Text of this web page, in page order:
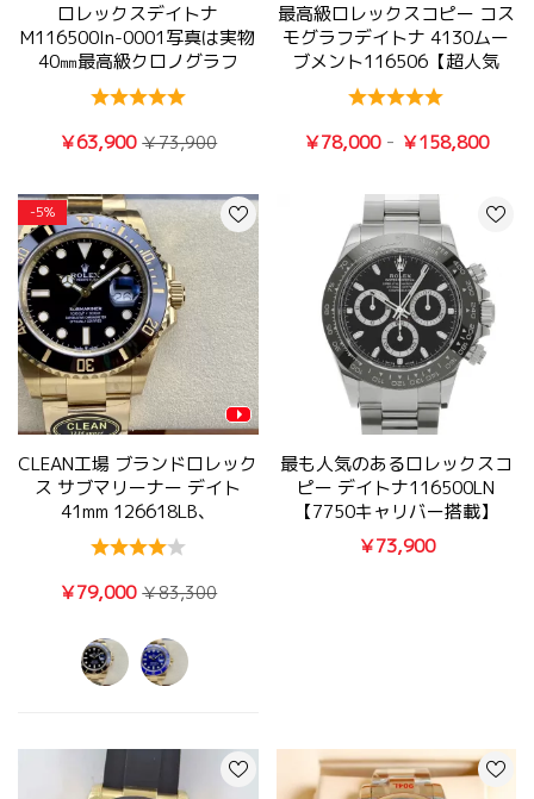
ロレックスデイトナ
M116500ln-0001写真は実物
40㎜最高級クロノグラフ
7750時計
￥63,900 ￥73,900
最高級ロレックスコピー コス
モグラフデイトナ 4130ムー
ブメント116506【超人気
NO.1】
￥78,000- ￥158,800
-5%
CLEAN工場 ブランドロレック
ス サブマリーナー デイト
41mm 126618LB、
126618LN
￥79,000 ￥83,300
最も人気のあるロレックスコ
ピー デイトナ116500LN
【7750キャリバー搭載】
￥73,900